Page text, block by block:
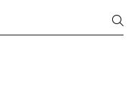
tilpasser og monterer vi